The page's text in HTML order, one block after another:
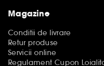
Magazine
Conditii de livrare
Retur produse
Servicii online
Regulament Cupon